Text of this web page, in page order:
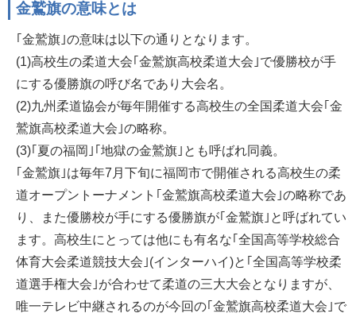
金鷲旗の意味とは
｢金鷲旗｣の意味は以下の通りとなります。
(1)高校生の柔道大会｢金鷲旗高校柔道大会｣で優勝校が手
にする優勝旗の呼び名であり大会名。
(2)九州柔道協会が毎年開催する高校生の全国柔道大会｢金
鷲旗高校柔道大会｣の略称。
(3)｢夏の福岡｣｢地獄の金鷲旗｣とも呼ばれ同義。
｢金鷲旗｣は毎年7月下旬に福岡市で開催される高校生の柔
道オープントーナメント｢金鷲旗高校柔道大会｣の略称であ
り、また優勝校が手にする優勝旗が｢金鷲旗｣と呼ばれてい
ます。高校生にとっては他にも有名な｢全国高等学校総合
体育大会柔道競技大会｣(インターハイ)と｢全国高等学校柔
道選手権大会｣が合わせて柔道の三大大会となりますが、
唯一テレビ中継されるのが今回の｢金鷲旗高校柔道大会｣で